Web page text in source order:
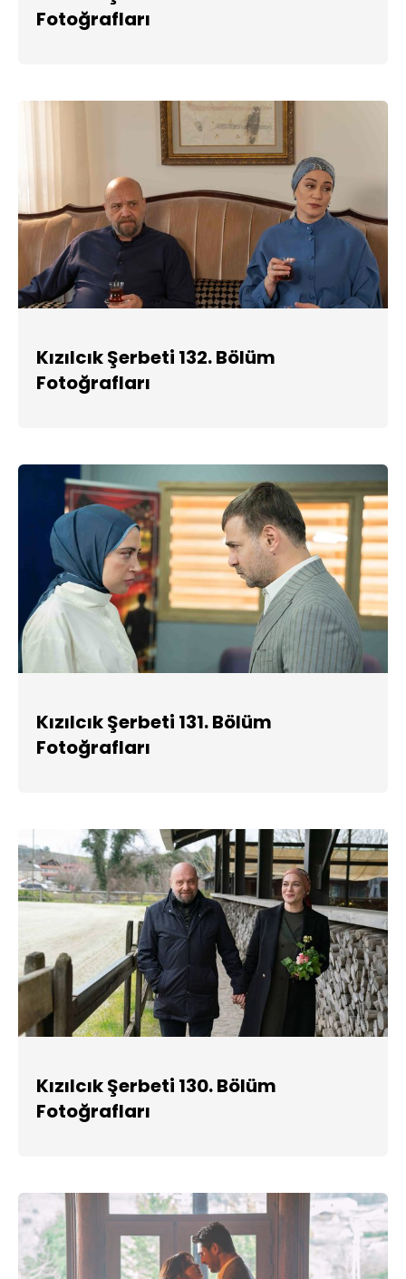
Fotoğrafları
Kızılcık Şerbeti 132. Bölüm
Fotoğrafları
Kızılcık Şerbeti 131. Bölüm
Fotoğrafları
Kızılcık Şerbeti 130. Bölüm
Fotoğrafları